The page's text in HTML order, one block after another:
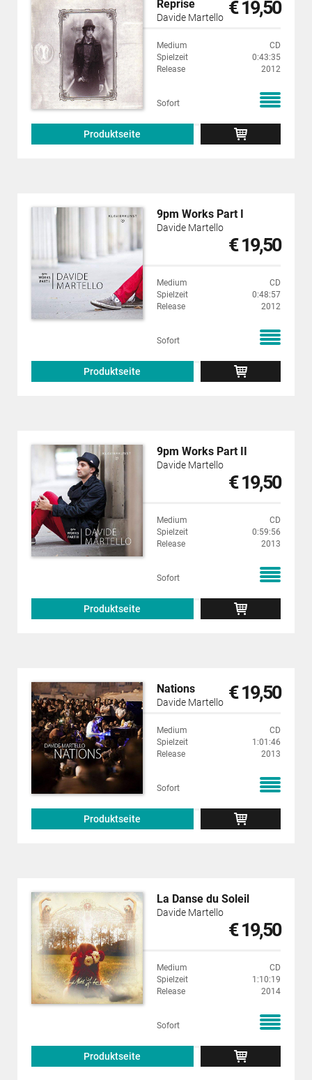
Reprise
Davide Martello € 19,50
Medium
CD
Spielzeit
0:43:35
Release
2012
Sofort
Produktseite
9pm Works Part I
Davide Martello
€ 19,50
Medium
CD
Spielzeit
0:48:57
Release
2012
Sofort
Produktseite
9pm Works Part II
Davide Martello
€ 19,50
Medium
CD
Spielzeit
0:59:56
Release
2013
Sofort
Produktseite
Nations
Davide Martello € 19,50
Medium
CD
Spielzeit
1:01:46
Release
2013
Sofort
Produktseite
La Danse du Soleil
Davide Martello
€ 19,50
Medium
CD
Spielzeit
1:10:19
Release
2014
Sofort
Produktseite